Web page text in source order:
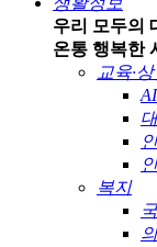
우리 모두의
온통 행복한
교육·
복지